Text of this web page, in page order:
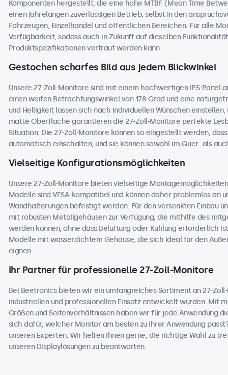
Komponenten hergestellt, die eine hohe MTBF (Mean Time
einen jahrelangen zuverlässigen Betrieb, selbst in den
Fahrzeugen, Einzelhandel und öffentlichen Bereichen. Für alle
Verfügbarkeit, sodass auch in Zukunft auf dieselben
Produktspezifikationen vertraut werden kann.
Gestochen scharfes Bild aus jedem Blickwinkel
Unsere 27-Zoll-Monitore sind mit einem hochwertigen IPS-Panel
einen weiten Betrachtungswinkel von 178 Grad und eine
und Helligkeit lassen sich nach individuellen Wünschen
matte Oberfläche garantieren die 27-Zoll-Monitore perfekte
Situation. Die 27-Zoll-Monitore können so eingestellt werden,
automatisch einschalten, und sie können sowohl im Quer- als
Vielseitige Konfigurationsmöglichkeiten
Unsere 27-Zoll-Monitore bieten vielseitige
Modelle sind VESA-kompatibel und können daher problemlos an
Wandhalterungen befestigt werden. Für den versenkten Einbau
mit robusten Metallgehäusen zur Verfügung, die mithilfe des
werden können, ohne dass Belüftung oder Kühlung erforderlich
Modelle mit wasserdichtem Gehäuse, die sich ideal für den
eignen.
Ihr Partner für professionelle 27-Zoll-Monitore
Bei Beetronics bieten wir ein umfangreiches Sortiment an 27-
industriellen und professionellen Einsatz entwickelt wurden. Mit
Größen und Seitenverhältnissen haben wir für jede Anwendung
sich dafür, welcher Monitor am besten zu Ihrer Anwendung
unseren Experten. Wir helfen Ihnen gerne, die richtige Wahl zu
unseren Displaylösungen zu beantworten.